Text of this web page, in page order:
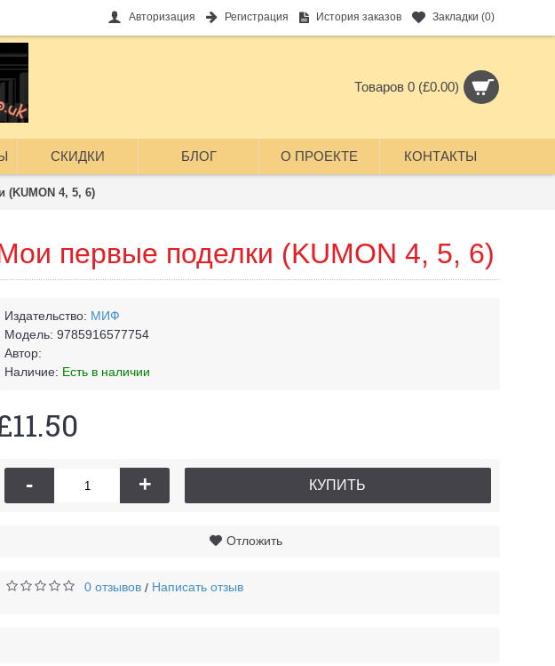
Авторизация Регистрация История заказов Закладки (0)
Товаров 0 (£0.00)
СКИДКИ БЛОГ О ПРОЕКТЕ КОНТАКТЫ
4, 5, 6)
первые поделки (KUMON 4, 5, 6)
Издательство: МИФ
Модель: 9785916577754
Автор:
Наличие: Есть в наличии
- + КУПИТЬ
Отложить
0 отзывов / Написать отзыв